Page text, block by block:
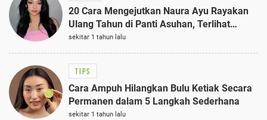
20 Cara Mengejutkan Naura Ayu Rayakan
Ulang Tahun di Panti Asuhan, Terlihat
Anggun dengan Kaftan Cokelat
sekitar 1 tahun lalu
TIPS
Cara Ampuh Hilangkan Bulu Ketiak Secara
Permanen dalam 5 Langkah Sederhana
sekitar 1 tahun lalu